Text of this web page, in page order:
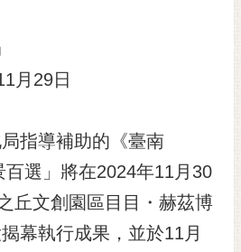
月29日
指導補助的《臺南
選」將在2024年11月30
丘文創園區目目・赫茲博
幕執行成果，並於11月